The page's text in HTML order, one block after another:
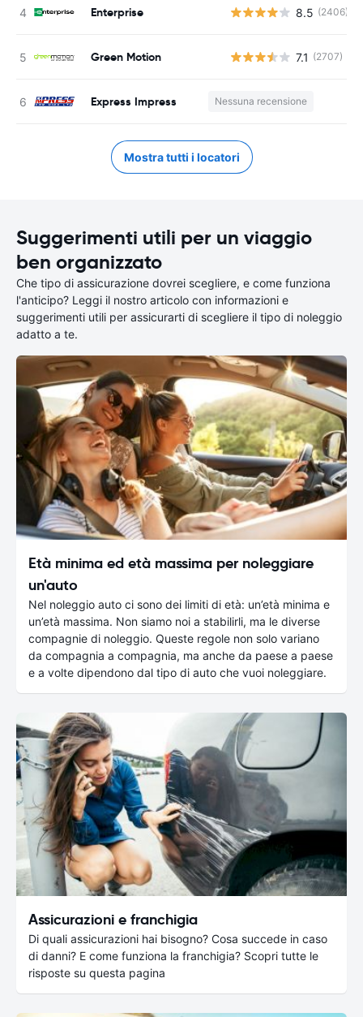
Enterprise 8.5 (2406)
Green Motion 7.1 (2707)
Express Impress Nessuna recensione
Mostra tutti i locatori
Suggerimenti utili per un viaggio
ben organizzato
Che tipo di assicurazione dovrei scegliere, e come funziona
l'anticipo? Leggi il nostro articolo con informazioni e
suggerimenti utili per assicurarti di scegliere il tipo di noleggio
adatto a te.
Età minima ed età massima per noleggiare
un'auto
Nel noleggio auto ci sono dei limiti di età: un’età minima e
un’età massima. Non siamo noi a stabilirli, ma le diverse
compagnie di noleggio. Queste regole non solo variano
da compagnia a compagnia, ma anche da paese a paese
e a volte dipendono dal tipo di auto che vuoi noleggiare.
Assicurazioni e franchigia
Di quali assicurazioni hai bisogno? Cosa succede in caso
di danni? E come funziona la franchigia? Scopri tutte le
risposte su questa pagina